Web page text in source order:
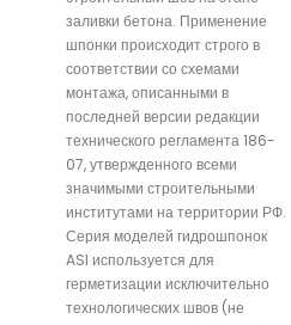
заливки бетона. Применение
шпонки происходит строго в
соответствии со схемами
монтажа, описанными в
последней версии редакции
технического регламента 186-
07, утвержденного всеми
значимыми строительными
институтами на территории РФ.
Серия моделей гидрошпонок
ASI используется для
герметизации исключительно
технологических швов (не